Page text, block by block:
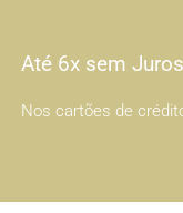
Até 6x sem Juros
Nos cartões de